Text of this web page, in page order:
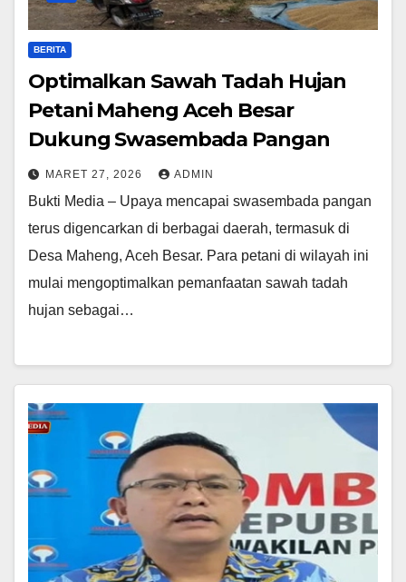
BERITA
Optimalkan Sawah Tadah Hujan
Petani Maheng Aceh Besar
Dukung Swasembada Pangan
MARET 27, 2026 ADMIN
Bukti Media – Upaya mencapai swasembada pangan
terus digencarkan di berbagai daerah, termasuk di
Desa Maheng, Aceh Besar. Para petani di wilayah ini
mulai mengoptimalkan pemanfaatan sawah tadah
hujan sebagai…